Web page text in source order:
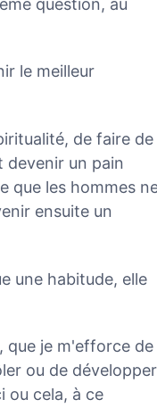
question, au
le meilleur
de faire de
devenir un pain
que les hommes
ensuite un
une habitude, elle
que je m'efforce de
ou de développer
ou cela, à ce